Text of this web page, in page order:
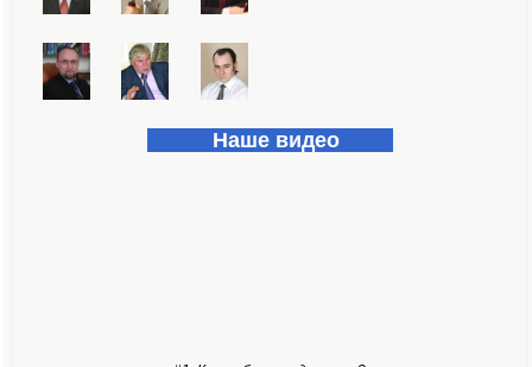
Наше видео